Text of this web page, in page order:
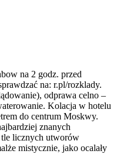
na 2 godz. przed
na: r.pl/rozklady.
odprawa celno –
Kolacja w hotelu
do centrum Moskwy.
znanych
licznych utworów
mistycznie, jako ocalały